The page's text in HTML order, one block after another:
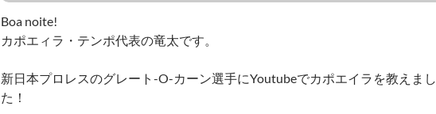
Boa noite!
カポエィラ・テンポ代表の竜太です。
新日本プロレスのグレート-O-カーン選手にYoutubeでカポエイラを教えまし
た！